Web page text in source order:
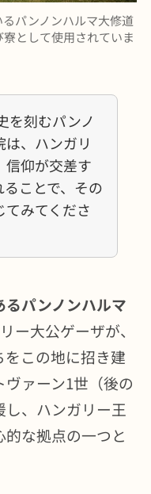
パンノンハルマ大修道
として使用されていま
を刻むパンノ
、ハンガリ
信仰が交差す
ことで、その
みてくださ
パンノンハルマ
ー大公ゲーザが、
この地に招き建
ァーン1世（後の
、ハンガリー王
な拠点の一つと